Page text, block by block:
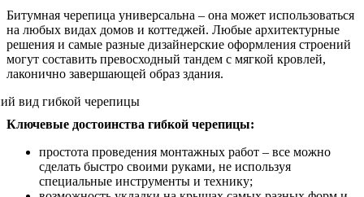
Битумная черепица универсальна – она может использоваться
на любых видах домов и коттеджей. Любые архитектурные
решения и самые разные дизайнерские оформления строений
могут составить превосходный тандем с мягкой кровлей,
лаконично завершающей образ здания.
Ключевые достоинства гибкой черепицы:
простота проведения монтажных работ – все можно
сделать быстро своими руками, не используя
специальные инструменты и технику;